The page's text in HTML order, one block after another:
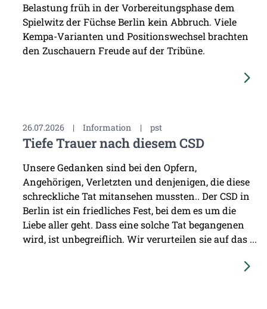
Belastung früh in der Vorbereitungsphase dem
Spielwitz der Füchse Berlin kein Abbruch. Viele
Kempa-Varianten und Positionswechsel brachten
den Zuschauern Freude auf der Tribüne.
26.07.2026 | Information | pst
Tiefe Trauer nach diesem CSD
Unsere Gedanken sind bei den Opfern,
Angehörigen, Verletzten und denjenigen, die diese
schreckliche Tat mitansehen mussten.. Der CSD in
Berlin ist ein friedliches Fest, bei dem es um die
Liebe aller geht. Dass eine solche Tat begangenen
wird, ist unbegreiflich. Wir verurteilen sie auf das ...